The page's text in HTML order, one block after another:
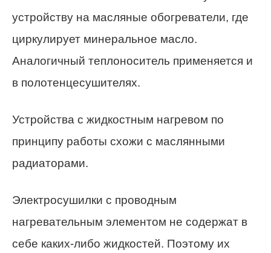
устройству на масляные обогреватели, где
циркулирует минеральное масло.
Аналогичный теплоноситель применяется и
в полотенцесушителях.
Устройства с жидкостным нагревом по
принципу работы схожи с маслянными
радиаторами.
Электросушилки с проводным
нагревательным элементом не содержат в
себе каких-либо жидкостей. Поэтому их